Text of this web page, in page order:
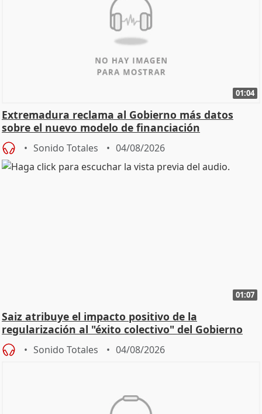
01:04
Extremadura reclama al Gobierno más datos
sobre el nuevo modelo de financiación
Sonido Totales 04/08/2026
01:07
Saiz atribuye el impacto positivo de la
regularización al "éxito colectivo" del Gobierno
Sonido Totales 04/08/2026